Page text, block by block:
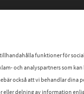
funktioner för
och analyspartners som
också att vi behandlar dina
delning av information